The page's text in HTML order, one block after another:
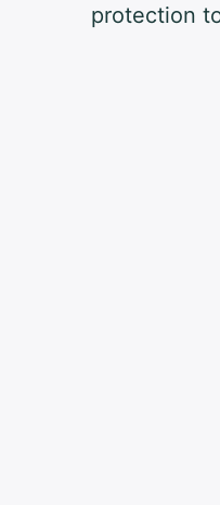
protection